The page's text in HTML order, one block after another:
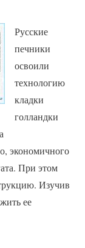
Русские
печники
освоили
технологию
кладки
голландки
экономичного
При этом
Изучив
ее